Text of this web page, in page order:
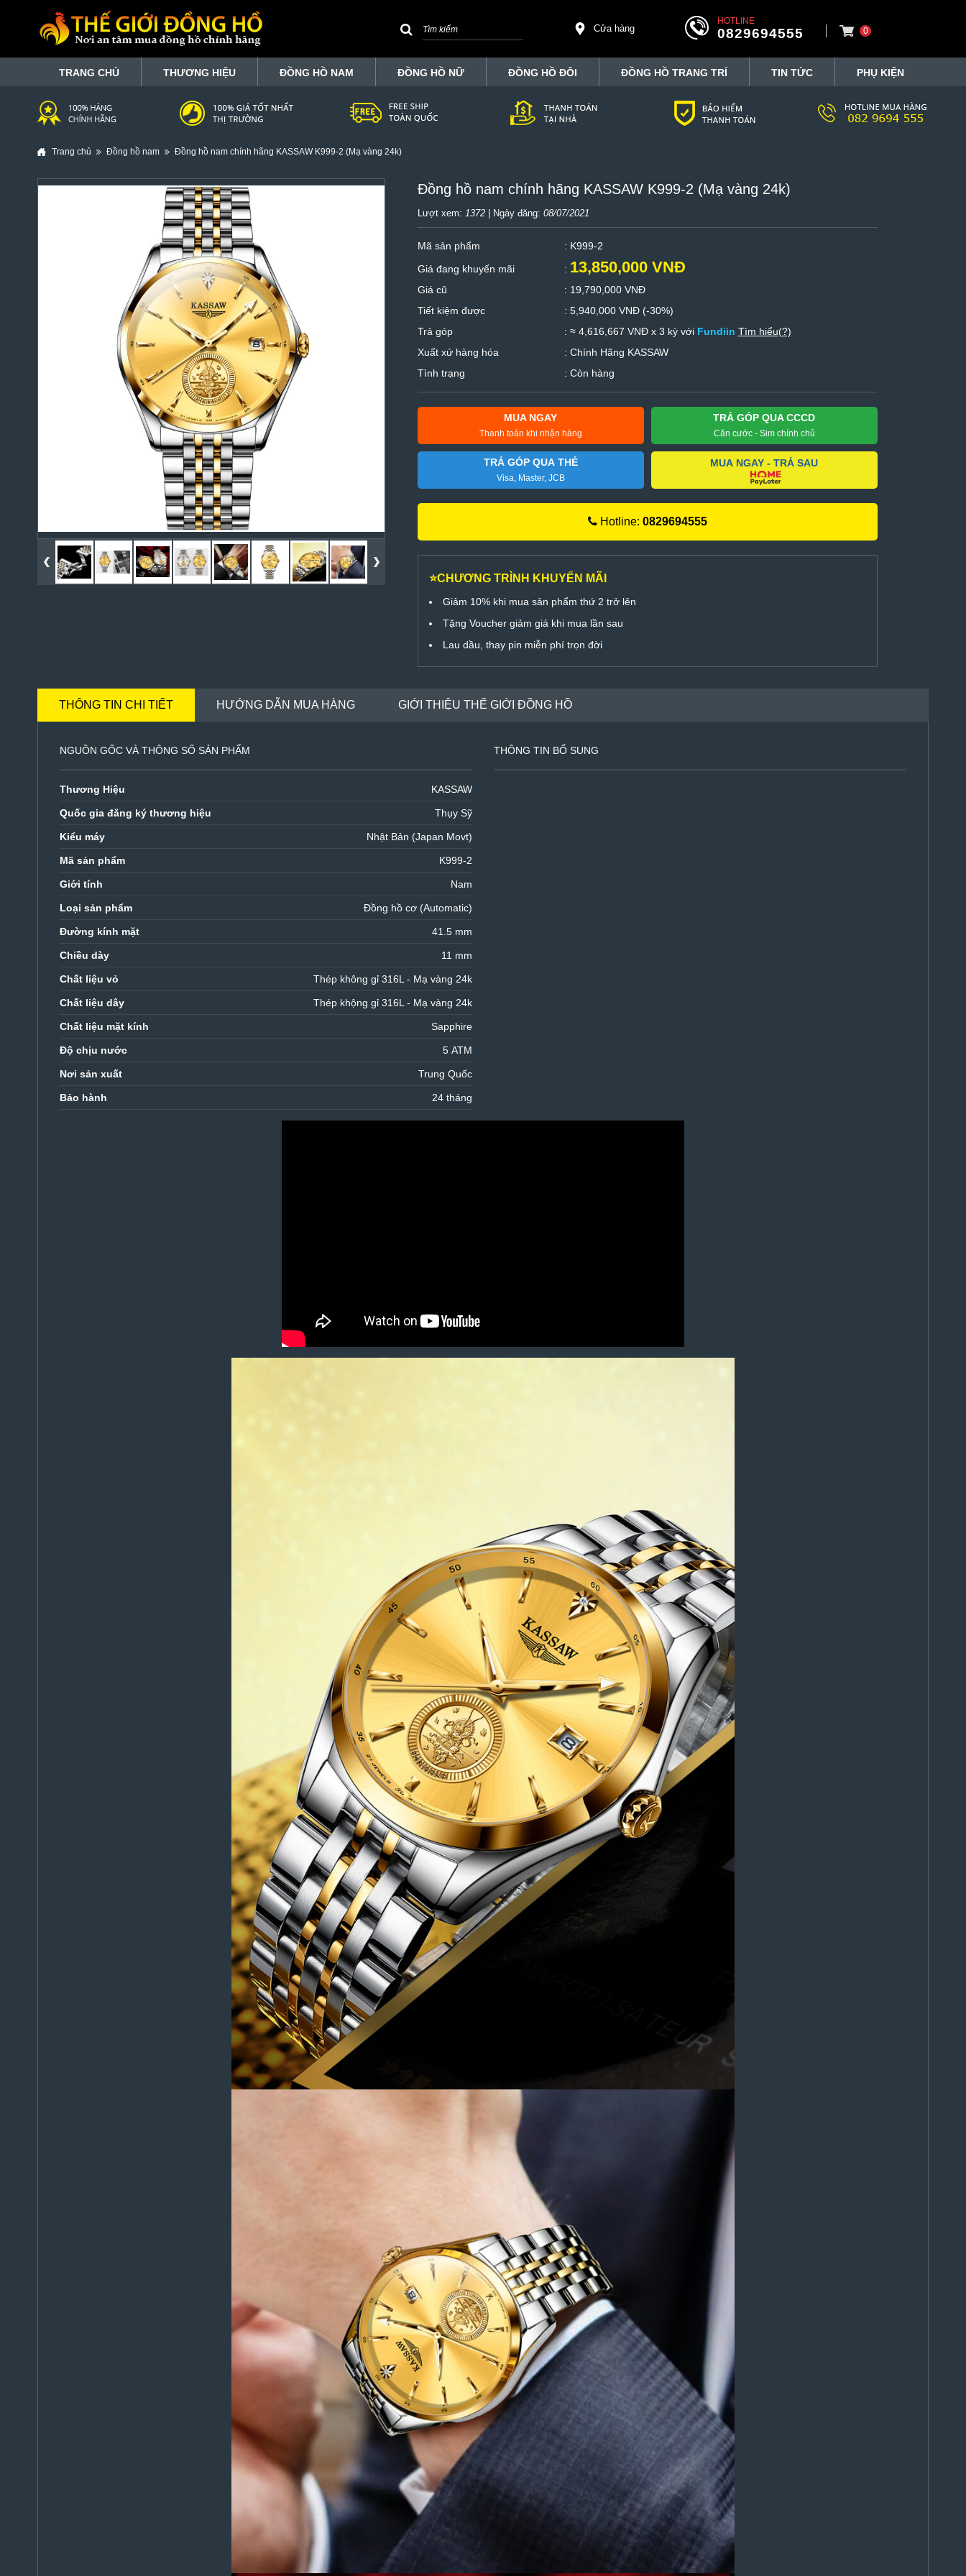
Cửa hàng
HOTLINE
0829694555 0
TRANG CHỦ THƯƠNG HIỆU ĐỒNG HỒ NAM ĐỒNG HỒ NỮ ĐỒNG HỒ ĐÔI ĐỒNG HỒ TRANG TRÍ TIN TỨC PHỤ KIỆN
Trang chủ Đồng hồ nam Đồng hồ nam chính hãng KASSAW K999-2 (Mạ vàng 24k)
Đồng hồ nam chính hãng KASSAW K999-2 (Mạ vàng 24k)
Lượt xem: 1372| Ngày đăng: 08/07/2021
Mã sản phẩm
: K999-2
Giá đang khuyến mãi
: 13,850,000 VNĐ
Giá cũ : 19,790,000 VNĐ
Tiết kiệm được
: 5,940,000 VNĐ (-30%)
Trả góp
: ≈ 4,616,667 VNĐ x 3 kỳ với Fundiin Tìm hiểu(?)
Xuất xứ hàng hóa
: Chính Hãng KASSAW
Tình trạng
: Còn hàng
MUA NGAY
Thanh toán khi nhận hàng
TRẢ GÓP QUA CCCD
Căn cước - Sim chính chủ
TRẢ GÓP QUA THẺ
Visa, Master, JCB
MUA NGAY - TRẢ SAU
Hotline: 0829694555
⭐CHƯƠNG TRÌNH KHUYẾN MÃI
Giảm 10% khi mua sản phẩm thứ 2 trở lên
Tặng Voucher giảm giá khi mua lần sau
Lau dầu, thay pin miễn phí trọn đời
THÔNG TIN CHI TIẾT HƯỚNG DẪN MUA HÀNG GIỚI THIỆU THẾ GIỚI ĐỒNG HỒ
NGUỒN GỐC VÀ THÔNG SỐ SẢN PHẨM
Thương Hiệu KASSAW
Quốc gia đăng ký thương hiệu Thụy Sỹ
Kiểu máy Nhật Bản (Japan Movt)
Mã sản phẩm K999-2
Giới tính Nam
Loại sản phẩm Đồng hồ cơ (Automatic)
Đường kính mặt 41.5 mm
Chiều dày 11 mm
Chất liệu vỏ Thép không gỉ 316L - Mạ vàng 24k
Chất liệu dây Thép khộng gỉ 316L - Mạ vàng 24k
Chất liệu mặt kính Sapphire
Độ chịu nước 5 ATM
Nơi sản xuất Trung Quốc
Bảo hành 24 tháng
THÔNG TIN BỔ SUNG